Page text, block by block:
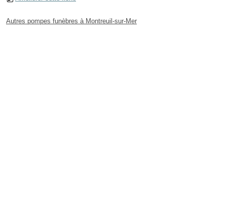
Autres pompes funèbres à Montreuil-sur-Mer